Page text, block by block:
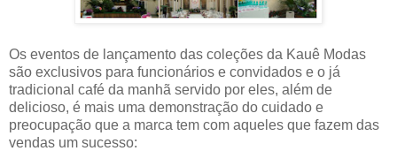
Os eventos de lançamento das coleções da Kauê Modas
são exclusivos para funcionários e convidados e o já
tradicional café da manhã servido por eles, além de
delicioso, é mais uma demonstração do cuidado e
preocupação que a marca tem com aqueles que fazem das
vendas um sucesso: